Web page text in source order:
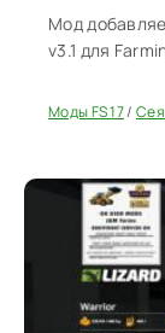
Мод
v3.1 для
Моды FS 17/